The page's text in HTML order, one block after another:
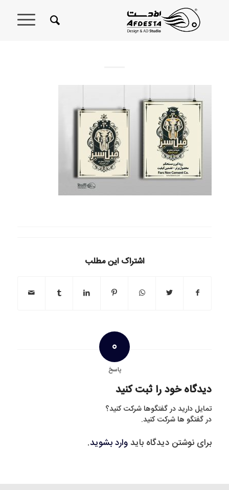
اشتراک این مطلب
0
پاسخ
دیدگاه خود را ثبت کنید
تمایل دارید در گفتگوها شرکت کنید؟
در گفتگو ها شرکت کنید.
برای نوشتن دیدگاه بایدوارد بشوید.